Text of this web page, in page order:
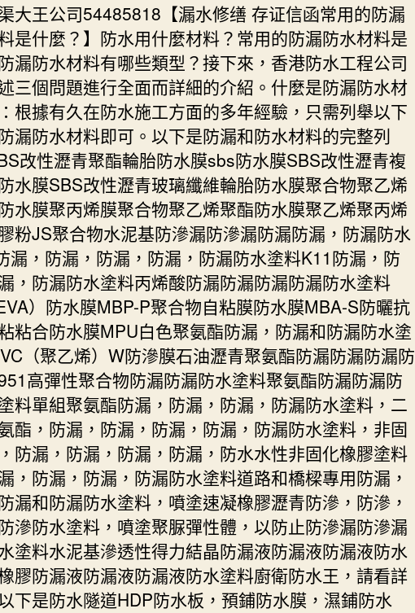
大王公司54485818【漏水修缮 存证信函常用的防漏
是什麼？】防水用什麼材料？常用的防漏防水材料是
漏防水材料有哪些類型？接下來，香港防水工程公司
三個問題進行全面而詳細的介紹。什麼是防漏防水材
根據有久在防水施工方面的多年經驗，只需列舉以下
漏防水材料即可。以下是防漏和防水材料的完整列
改性瀝青聚酯輪胎防水膜sbs防水膜SBS改性瀝青複
水膜SBS改性瀝青玻璃纖維輪胎防水膜聚合物聚乙烯
水膜聚丙烯膜聚合物聚乙烯聚酯防水膜聚乙烯聚丙烯
粉JS聚合物水泥基防滲漏防滲漏防漏防漏，防漏防水
漏，防漏，防漏，防漏，防漏防水塗料K11防漏，防
，防漏防水塗料丙烯酸防漏防漏防漏防漏防水塗料
）防水膜MBP-P聚合物自粘膜防水膜MBA-S防曬抗
粘合防水膜MPU白色聚氨酯防漏，防漏和防漏防水塗
（聚乙烯）W防滲膜石油瀝青聚氨酯防漏防漏防漏防
高彈性聚合物防漏防漏防水塗料聚氨酯防漏防漏防
料單組聚氨酯防漏，防漏，防漏，防漏防水塗料，二
酯，防漏，防漏，防漏，防漏，防漏防水塗料，非固
防漏，防漏，防漏，防漏，防水水性非固化橡膠塗料
，防漏，防漏，防漏防水塗料道路和橋樑專用防漏，
漏和防漏防水塗料，噴塗速凝橡膠瀝青防滲，防滲，
滲防水塗料，噴塗聚脲彈性體，以防止防滲漏防滲漏
塗料水泥基滲透性得力結晶防漏液防漏液防漏液防水
膠防漏液防漏液防漏液防水塗料廚衛防水王，請看詳
下是防水隧道HDP防水板，預鋪防水膜，濕鋪防水